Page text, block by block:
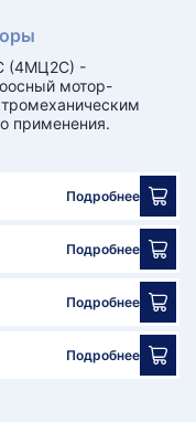
(4МЦ2С) -
мотор-
применения.
Подробнее
Подробнее
Подробнее
Подробнее